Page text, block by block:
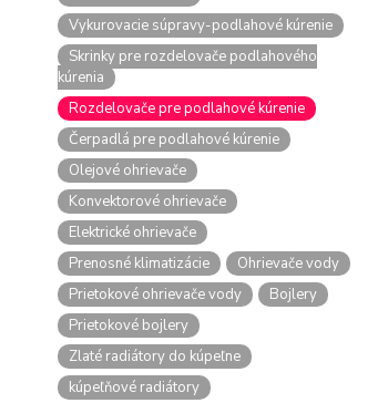
Vykurovacie súpravy-podlahové kúrenie
Skrinky pre rozdelovače podlahového
kúrenia
Rozdelovače pre podlahové kúrenie
Čerpadlá pre podlahové kúrenie
Olejové ohrievače
Konvektorové ohrievače
Elektrické ohrievače
Prenosné klimatizácie
Ohrievače vody
Prietokové ohrievače vody
Bojlery
Prietokové bojlery
Zlaté radiátory do kúpeľne
kúpeľňové radiátory